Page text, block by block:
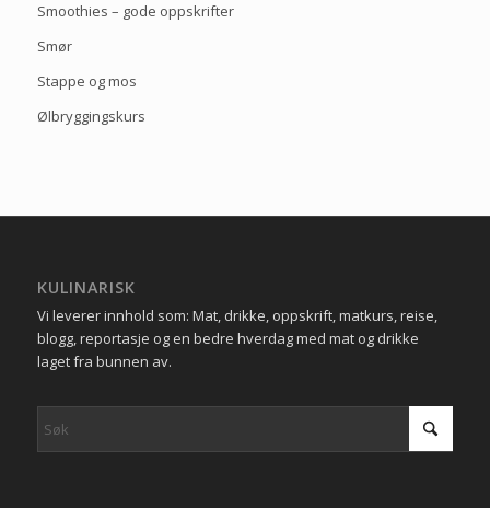
Smoothies – gode oppskrifter
Smør
Stappe og mos
Ølbryggingskurs
KULINARISK
Vi leverer innhold som: Mat, drikke, oppskrift, matkurs, reise,
blogg, reportasje og en bedre hverdag med mat og drikke
laget fra bunnen av.